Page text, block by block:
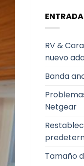
RV &
nuevo
Banda
Netgear
Tamaño